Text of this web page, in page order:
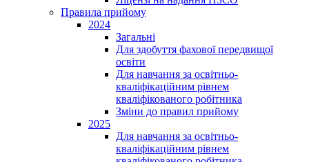
Правила прийому
2024
Загальні
Для здобуття фахової передвищої
освіти
Для навчання за освітньо-
кваліфікаційним рівнем
кваліфікованого робітника
Зміни до правил прийому
2025
Для навчання за освітньо-
кваліфікаційним рівнем